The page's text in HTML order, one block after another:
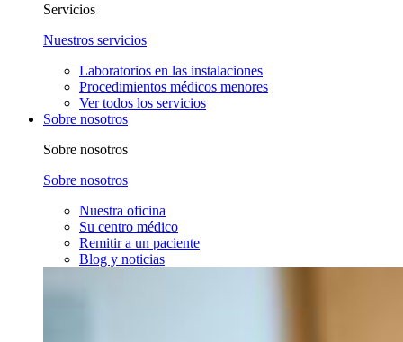
Servicios
Nuestros servicios
Laboratorios en las instalaciones
Procedimientos médicos menores
Ver todos los servicios
Sobre nosotros
Sobre nosotros
Sobre nosotros
Nuestra oficina
Su centro médico
Remitir a un paciente
Blog y noticias